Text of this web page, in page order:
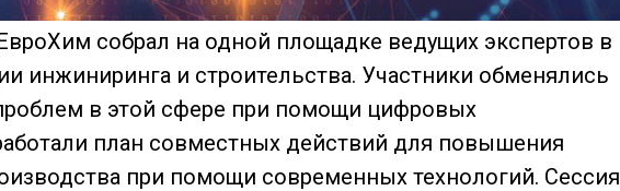
собрал на одной площадке ведущих экспертов в
инжиниринга и строительства. Участники обменялись
в этой сфере при помощи цифровых
план совместных действий для повышения
при помощи современных технологий. Сессия